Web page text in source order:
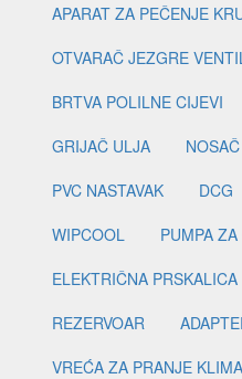
APARAT ZA PEČENJE
OTVARAČ JEZGRE
BRTVA POLILNE CIJEVI
GRIJAČ ULJA
PVC NASTAVAK
DCG
WIPCOOL
PUMPA
ELEKTRIČNA PRSKALICA
REZERVOAR
VREĆA ZA PRANJE KLIMA